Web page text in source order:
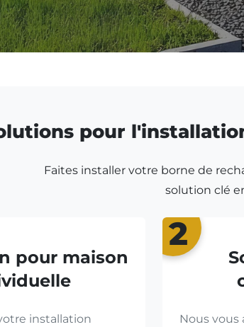
pour
Faites installer votre borne de
solution clé
pour maison
installation
2
Nous